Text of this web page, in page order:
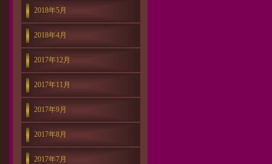
2018年5月
2018年4月
2017年12月
2017年11月
2017年9月
2017年8月
2017年7月